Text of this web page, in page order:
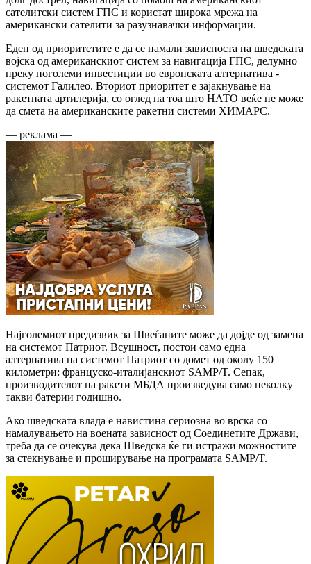
сателитски систем ГПС и користат широка мрежа на
американски сателити за разузнавачки информации.
Еден од приоритетите е да се намали зависноста на шведската
војска од американскиот систем за навигација ГПС, делумно
преку поголеми инвестиции во европската алтернатива -
системот Галилео. Вториот приоритет е зајакнување на
ракетната артилерија, со оглед на тоа што НАТО веќе не може
да смета на американските ракетни системи ХИМАРС.
— реклама —
Најголемиот предизвик за Швеѓаните може да дојде од замена
на системот Патриот. Всушност, постои само една
алтернатива на системот Патриот со домет од околу 150
километри: француско-италијанскиот SAMP/T. Сепак,
производителот на ракети МБДА произведува само неколку
такви батерии годишно.
Ако шведската влада е навистина сериозна во врска со
намалувањето на воената зависност од Соединетите Држави,
треба да се очекува дека Шведска ќе ги истражи можностите
за стекнување и проширување на програмата SAMP/T.